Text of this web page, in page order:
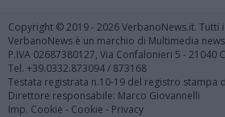
Copyright © 2019 - 2026 VerbanoNews.it. Tutti
VerbanoNews è un marchio di Multimedia
P.IVA 02687380127, Via Confalonieri 5 - 21040
Tel. +39.0332.873094 / 873168
Testata registrata n.10-19 del registro stampa
Direttore responsabile: Marco Giovannelli
Imp. Cookie - Cookie - Privacy